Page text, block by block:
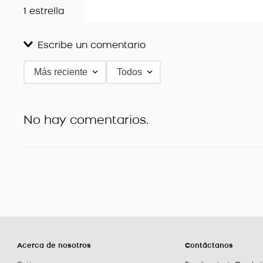
1 estrella
Escribe un comentario
Agregar comentario
Más reciente Todos
No hay comentarios.
Acerca de nosotros Contáctanos